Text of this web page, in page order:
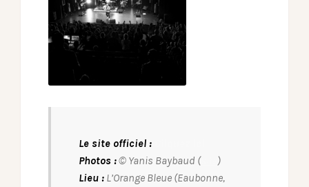
Le site officiel :
Photos :© Yanis Baybaud (site )
Lieu : L’Orange Bleue (Eaubonne,